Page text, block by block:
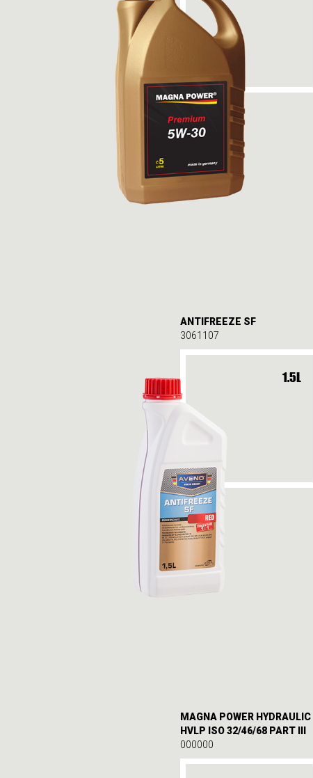
ANTIFREEZE SF
3061107
1.5L
MAGNA POWER HYDRAULIC
HVLP ISO 32/46/68 PART III
000000